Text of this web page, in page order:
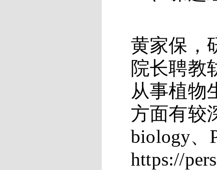
黄家保 ，
院长聘教
从事植物
方面有较
biology、
https://